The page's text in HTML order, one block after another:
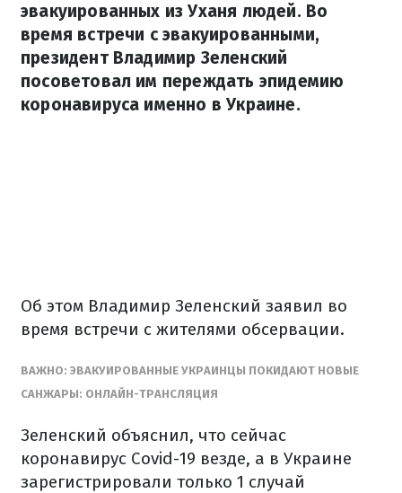
эвакуированных из Уханя людей. Во
время встречи с эвакуированными,
президент Владимир Зеленский
посоветовал им переждать эпидемию
коронавируса именно в Украине.
Об этом Владимир Зеленский заявил во
время встречи с жителями обсервации.
ВАЖНО: ЭВАКУИРОВАННЫЕ УКРАИНЦЫ ПОКИДАЮТ НОВЫЕ
САНЖАРЫ: ОНЛАЙН-ТРАНСЛЯЦИЯ
Зеленский объяснил, что сейчас
коронавирус Covid-19 везде, а в Украине
зарегистрировали только 1 случай